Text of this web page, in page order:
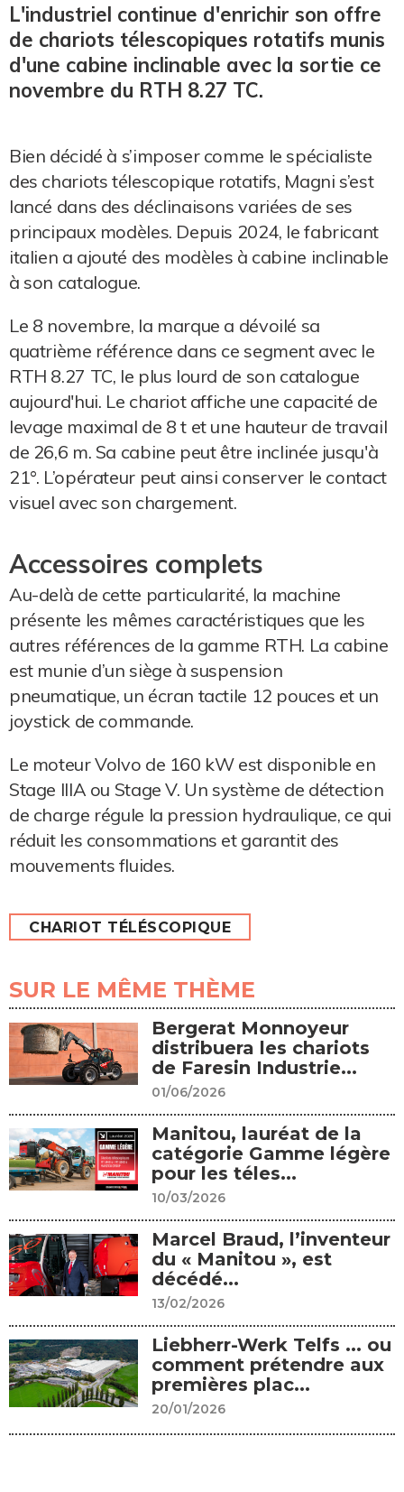
L'industriel continue d'enrichir son offre
de chariots télescopiques rotatifs munis
d'une cabine inclinable avec la sortie ce
novembre du RTH 8.27 TC.
Bien décidé à s’imposer comme le spécialiste
des chariots télescopique rotatifs, Magni s’est
lancé dans des déclinaisons variées de ses
principaux modèles. Depuis 2024, le fabricant
italien a ajouté des modèles à cabine inclinable
à son catalogue.
Le 8 novembre, la marque a dévoilé sa
quatrième référence dans ce segment avec le
RTH 8.27 TC, le plus lourd de son catalogue
aujourd'hui. Le chariot affiche une capacité de
levage maximal de 8 t et une hauteur de travail
de 26,6 m. Sa cabine peut être inclinée jusqu'à
21°. L’opérateur peut ainsi conserver le contact
visuel avec son chargement.
Accessoires complets
Au-delà de cette particularité, la machine
présente les mêmes caractéristiques que les
autres références de la gamme RTH. La cabine
est munie d’un siège à suspension
pneumatique, un écran tactile 12 pouces et un
joystick de commande.
Le moteur Volvo de 160 kW est disponible en
Stage IIIA ou Stage V. Un système de détection
de charge régule la pression hydraulique, ce qui
réduit les consommations et garantit des
mouvements fluides.
CHARIOT TÉLÉSCOPIQUE
SUR LE MÊME THÈME
Bergerat Monnoyeur
distribuera les chariots
de Faresin Industrie...
01/06/2026
Manitou, lauréat de la
catégorie Gamme légère
pour les téles...
10/03/2026
Marcel Braud, l’inventeur
du « Manitou », est
décédé...
13/02/2026
Liebherr-Werk Telfs ... ou
comment prétendre aux
premières plac...
20/01/2026